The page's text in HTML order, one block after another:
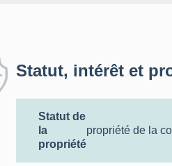
Statut, intérêt et
Statut de
la
propriété
propriété de la